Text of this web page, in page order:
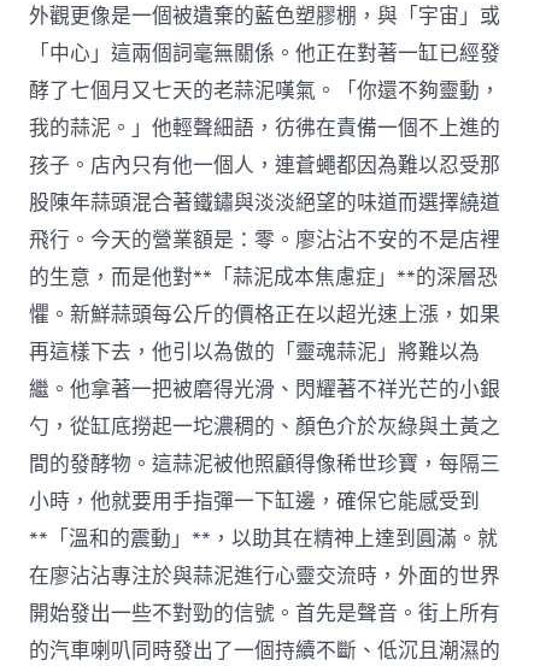
外觀更像是一個被遺棄的藍色塑膠棚，與「宇宙」或
「中心」這兩個詞毫無關係。他正在對著一缸已經發
酵了七個月又七天的老蒜泥嘆氣。「你還不夠靈動，
我的蒜泥。」他輕聲細語，彷彿在責備一個不上進的
孩子。店內只有他一個人，連蒼蠅都因為難以忍受那
股陳年蒜頭混合著鐵鏽與淡淡絕望的味道而選擇繞道
飛行。今天的營業額是：零。廖沾沾不安的不是店裡
的生意，而是他對**「蒜泥成本焦慮症」**的深層恐
懼。新鮮蒜頭每公斤的價格正在以超光速上漲，如果
再這樣下去，他引以為傲的「靈魂蒜泥」將難以為
繼。他拿著一把被磨得光滑、閃耀著不祥光芒的小銀
勺，從缸底撈起一坨濃稠的、顏色介於灰綠與土黃之
間的發酵物。這蒜泥被他照顧得像稀世珍寶，每隔三
小時，他就要用手指彈一下缸邊，確保它能感受到
**「溫和的震動」**，以助其在精神上達到圓滿。就
在廖沾沾專注於與蒜泥進行心靈交流時，外面的世界
開始發出一些不對勁的信號。首先是聲音。街上所有
的汽車喇叭同時發出了一個持續不斷、低沉且潮濕的